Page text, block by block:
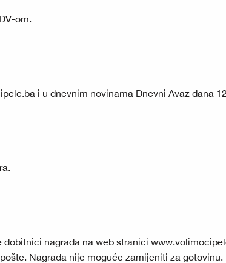
om.
i u dnevnim novinama Dnevni Avaz dana
dobitnici nagrada na web stranici
Nagrada nije moguće zamijeniti za gotovinu.